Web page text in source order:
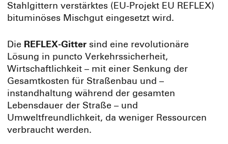
Stahlgittern verstärktes (EU-Projekt EU REFLEX)
bituminöses Mischgut eingesetzt wird.
Die REFLEX-Gitter sind eine revolutionäre
Lösung in puncto Verkehrssicherheit,
Wirtschaftlichkeit – mit einer Senkung der
Gesamtkosten für Straßenbau und –
instandhaltung während der gesamten
Lebensdauer der Straße – und
Umweltfreundlichkeit, da weniger Ressourcen
verbraucht werden.